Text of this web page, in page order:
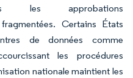
les approbations
Certains États
de données comme
les procédures
nationale maintient les